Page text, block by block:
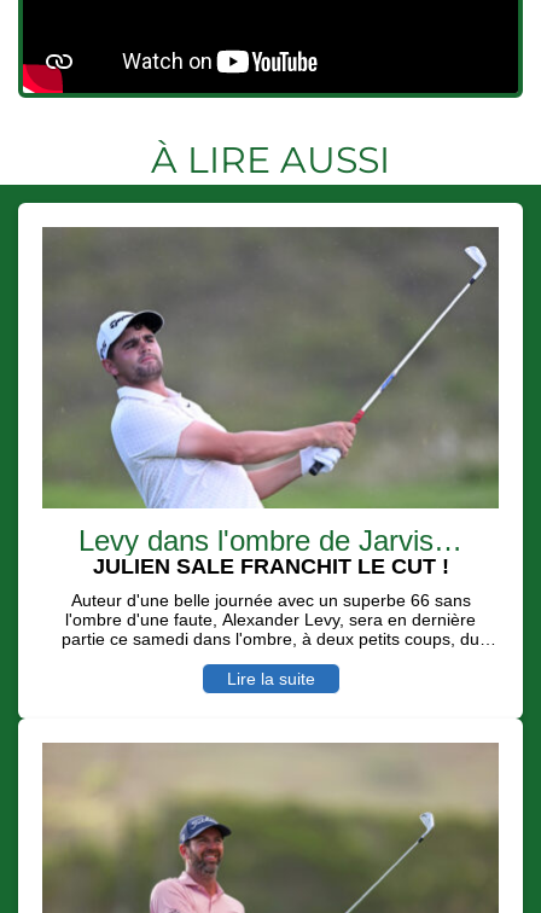
À LIRE AUSSI
Levy dans l'ombre de Jarvis…
JULIEN SALE FRANCHIT LE CUT !
Auteur d'une belle journée avec un superbe 66 sans
l'ombre d'une faute, Alexander Levy, sera en dernière
partie ce samedi dans l'ombre, à deux petits coups, du
difficiles et dignes d'un Links. Le Réunionnais Julien Sale
au su - avec 7 birdies pour deux boggeys - se remettre en
Lire la suite